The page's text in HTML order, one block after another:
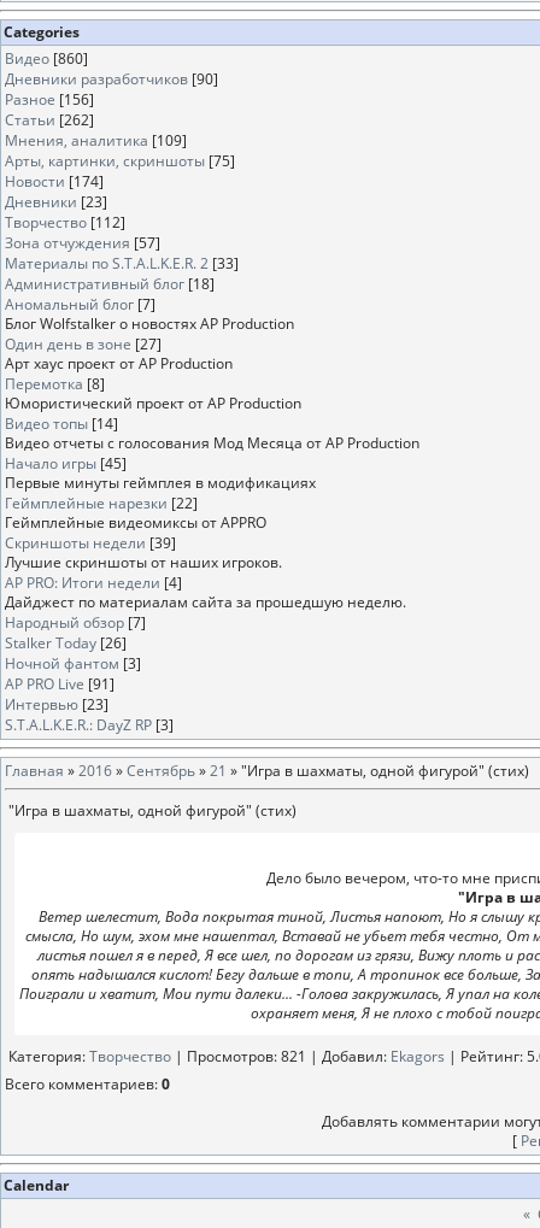
Categories
Видео [860]
Дневники разработчиков [90]
Разное [156]
Статьи [262]
Мнения, аналитика [109]
Арты, картинки, скриншоты [75]
Новости [174]
Дневники [23]
Творчество [112]
Зона отчуждения [57]
Материалы по S.T.A.L.K.E.R. 2 [33]
Административный блог [18]
Аномальный блог [7]
Блог Wolfstalker о новостях AP Production
Один день в зоне [27]
Арт хаус проект от AP Production
Перемотка [8]
Юмористический проект от AP Production
Видео топы [14]
Видео отчеты с голосования Мод Месяца от AP Production
Начало игры [45]
Первые минуты геймплея в модификациях
Геймплейные нарезки [22]
Геймплейные видеомиксы от APPRO
Скриншоты недели [39]
Лучшие скриншоты от наших игроков.
AP PRO: Итоги недели [4]
Дайджест по материалам сайта за прошедшую неделю.
Народный обзор [7]
Stalker Today [26]
Ночной фантом [3]
AP PRO Live [91]
Интервью [23]
S.T.A.L.K.E.R.: DayZ RP [3]
Главная »2016»Сентябрь»21 » "Игра в шахматы, одной фигурой" (стих)
"Игра в шахматы, одной фигурой" (стих)
Дело было вечером, что-то мне
"Игра в
Ветер шелестит, Вода покрытая тиной, Листья напоют, Но я слышу
смысла, Но шум, эхом мне нашептал, Вставай не убьет тебя честно, От
листья пошел я в перед, Я все шел, по дорогам из грязи, Вижу плоть и
опять надышался кислот! Бегу дальше в топи, А тропинок все больше,
Поиграли и хватит, Мои пути далеки... -Голова закружилась, Я упал на
охраняет меня, Я не плохо с тобой
Категория:Творчество | Просмотров: 821 | Добавил: Ekagors | Рейтинг:
Всего комментариев:0
Добавлять комментарии
[
Calendar
«